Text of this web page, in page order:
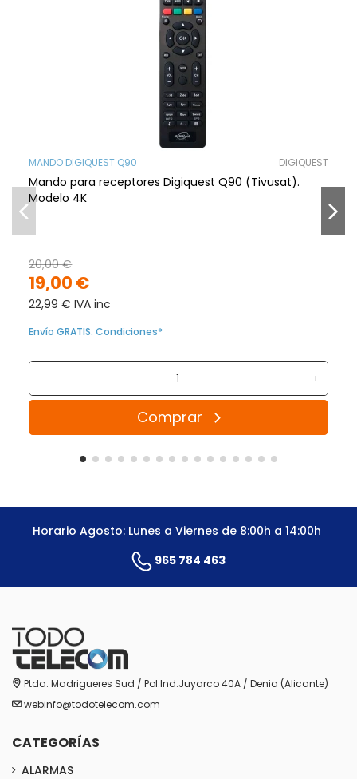
MANDO DIGIQUEST Q90 DIGIQUEST
Mando para receptores Digiquest Q90 (Tivusat).
Modelo 4K
19,00 €
20,00 €
22,99 € IVA inc
Envío GRATIS. Condiciones*
- +
Comprar
Horario Agosto: Lunes a Viernes de 8:00h a 14:00h
965 784 463
Ptda. Madrigueres Sud / Pol.Ind.Juyarco 40A / Denia (Alicante)
webinfo@todotelecom.com
CATEGORÍAS
ALARMAS